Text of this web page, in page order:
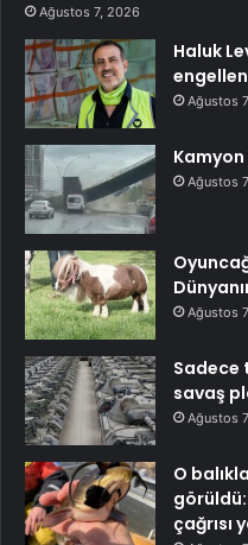
Ağustos 7, 2026
Haluk
Ağustos
Ağustos
Ağustos
Sadece
savaş
Ağustos
O
çağrısı